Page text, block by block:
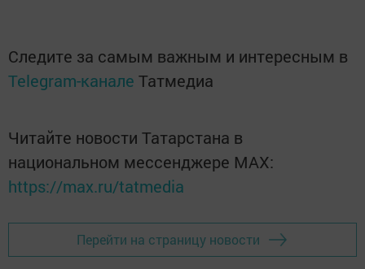
Следите за самым важным и интересным в
Telegram-канале Татмедиа
Читайте новости Татарстана в
национальном мессенджере MАХ:
https://max.ru/tatmedia
Перейти на страницу новости